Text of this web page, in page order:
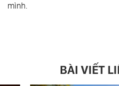
mình.
BÀI VIẾT